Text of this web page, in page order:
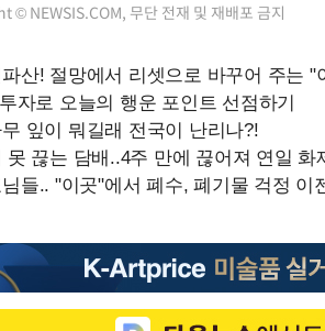
© NEWSIS.COM, 무단 전재 및 재배포 금지